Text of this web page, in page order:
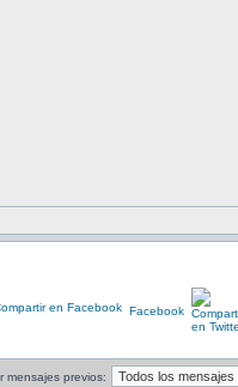
Facebook
mensajes previos: